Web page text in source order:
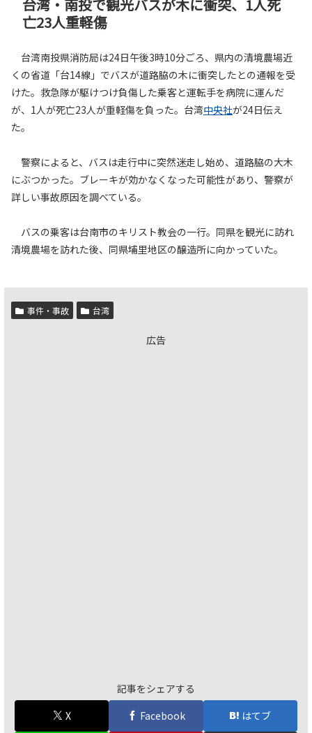
台湾・南投で観光バスが木に衝突、1人死
亡23人重軽傷
台湾南投県消防局は24日午後3時10分ごろ、県内の清境農場近
くの省道「台14線」でバスが道路脇の木に衝突したとの通報を受
けた。救急隊が駆けつけ負傷した乗客と運転手を病院に運んだ
が、1人が死亡23人が重軽傷を負った。台湾中央社が24日伝え
た。
警察によると、バスは走行中に突然迷走し始め、道路脇の大木
にぶつかった。ブレーキが効かなくなった可能性があり、警察が
詳しい事故原因を調べている。
バスの乗客は台南市のキリスト教会の一行。同県を観光に訪れ
清境農場を訪れた後、同県埔里地区の醸造所に向かっていた。
事件・事故 台湾
広告
記事をシェアする
X
Facebook はてブ